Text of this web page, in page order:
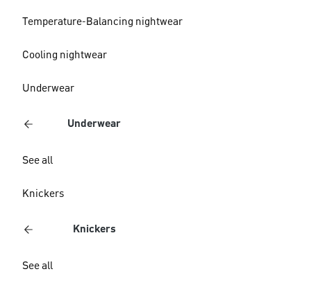
Temperature-Balancing nightwear
Cooling nightwear
Underwear
Underwear
See all
Knickers
Knickers
See all